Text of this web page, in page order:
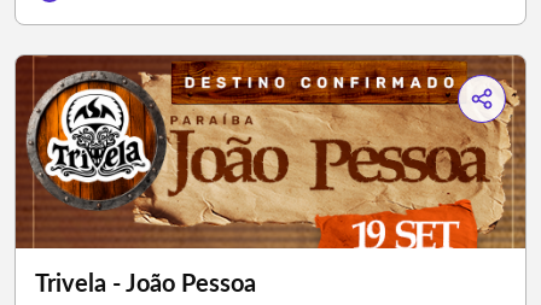
Trivela - João Pessoa